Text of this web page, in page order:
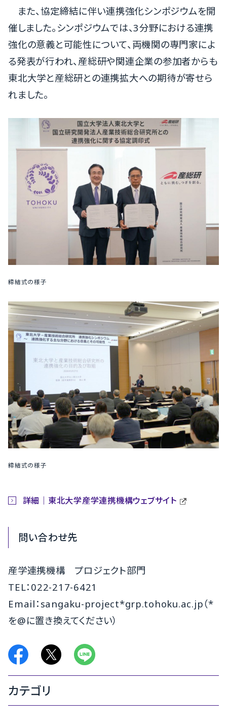
また、協定締結に伴い連携強化シンポジウムを開
催しました。シンポジウムでは、3分野における連携
強化の意義と可能性について、両機関の専門家によ
る発表が行われ、産総研や関連企業の参加者からも
東北大学と産総研との連携拡大への期待が寄せら
れました。
締結式の様子
締結式の様子
詳細｜東北大学産学連携機構ウェブサイト
問い合わせ先
産学連携機構 プロジェクト部門
TEL：022-217-6421
Email：sangaku-project*grp.tohoku.ac.jp（*
を@に置き換えてください）
カテゴリ